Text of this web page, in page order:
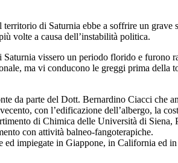
di Saturnia ebbe a soffrire un grave
volte a causa dell’instabilità politica.
vissero un periodo florido e furono
ma vi conducono le greggi prima
da parte del Dott. Bernardino Ciacci che
con l’edificazione dell’albergo, la
di Chimica delle Università di Siena,
con attività balneo-fangoterapiche.
ed impiegate in Giappone, in California